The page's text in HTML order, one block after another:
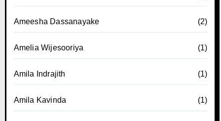
Ameesha Dassanayake (2)
Amelia Wijesooriya (1)
Amila Indrajith (1)
Amila Kavinda (1)